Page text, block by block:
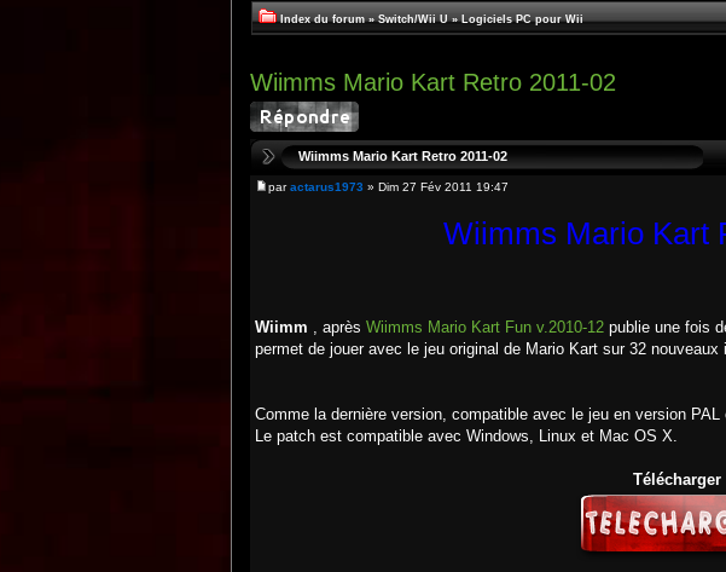
Index du forum » Switch/Wii U » Logiciels PC pour Wii
Wiimms Mario Kart Retro 2011-02
Wiimms Mario Kart Retro 2011-02
paractarus1973 » Dim 27 Fév 2011 19:47
Wiimms Mario Kart
Wiimm , après Wiimms Mario Kart Fun v.2010-12 publie une fois
permet de jouer avec le jeu original de Mario Kart sur 32 nouveaux
Comme la dernière version, compatible avec le jeu en version PAL
Le patch est compatible avec Windows, Linux et Mac OS X.
Télécharger